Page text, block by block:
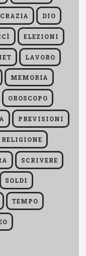
DIO
ELEZIONI
LAVORO
MEMORIA
OROSCOPO
PREVISIONI
RELIGIONE
SCRIVERE
SOLDI
TEMPO